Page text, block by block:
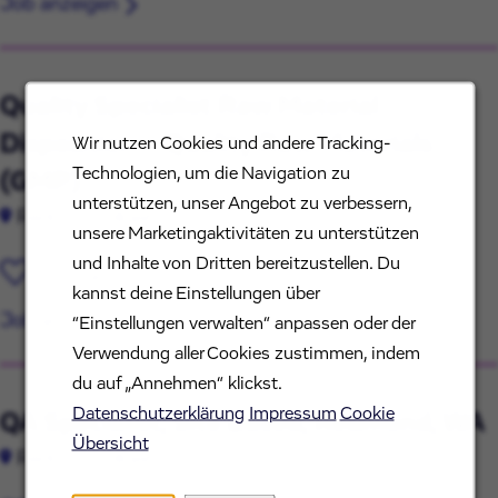
Wir nutzen Cookies und andere Tracking-
Technologien, um die Navigation zu
unterstützen, unser Angebot zu verbessern,
unsere Marketingaktivitäten zu unterstützen
und Inhalte von Dritten bereitzustellen. Du
kannst deine Einstellungen über
“Einstellungen verwalten“ anpassen oder der
Verwendung aller Cookies zustimmen, indem
du auf „Annehmen“ klickst.
Datenschutzerklärung Impressum Cookie
Übersicht
Quality Specialist Raw Material
Disposition – Quality Raw Materials
(GMP)
Redmond, Washington
Job anzeigen
QA Specialist, Site Based, Redmond, WA